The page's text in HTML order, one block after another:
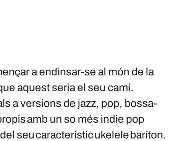
a endinsar-se al món de la
aquest seria el seu camí.
a versions de jazz, pop, bossa-
amb un so més indie pop
seu característic ukelele baríton.